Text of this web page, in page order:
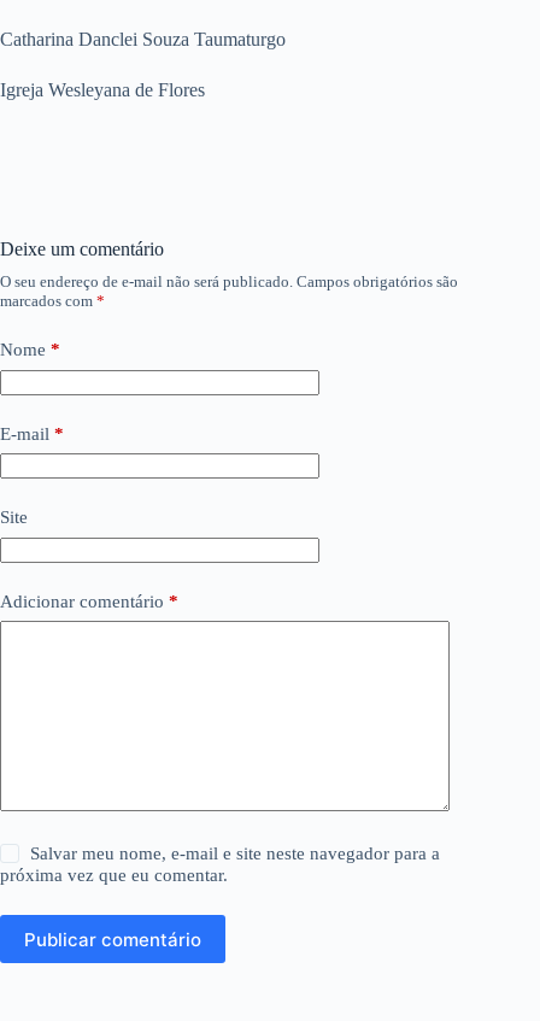
Catharina Danclei Souza Taumaturgo
Igreja Wesleyana de Flores
Deixe um comentário
O seu endereço de e-mail não será publicado. Campos obrigatórios são
marcados com *
Nome *
E-mail *
Site
Adicionar comentário *
Salvar meu nome, e-mail e site neste navegador para a
próxima vez que eu comentar.
Publicar comentário